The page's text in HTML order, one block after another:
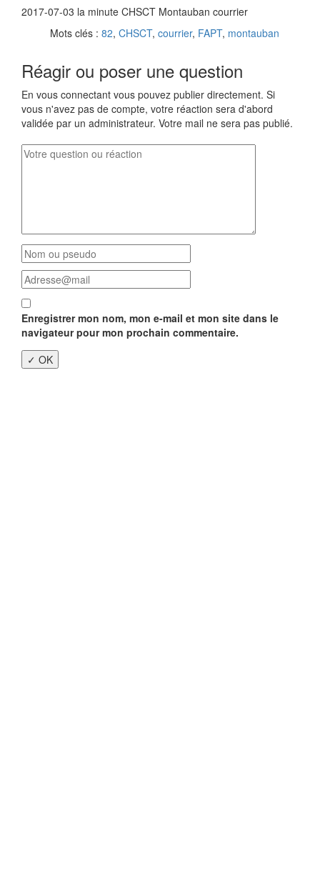
2017-07-03 la minute CHSCT Montauban courrier
Mots clés : 82, CHSCT, courrier, FAPT, montauban
Réagir ou poser une question
En vous connectant vous pouvez publier directement. Si
vous n'avez pas de compte, votre réaction sera d'abord
validée par un administrateur. Votre mail ne sera pas publié.
Enregistrer mon nom, mon e-mail et mon site dans le
navigateur pour mon prochain commentaire.